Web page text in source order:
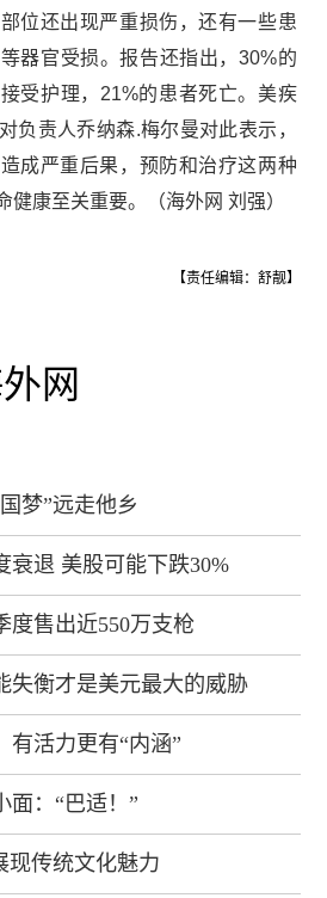
位还出现严重损伤，还有一些患
器官受损。报告还指出，30%的
受护理，21%的患者死亡。美疾
负责人乔纳森.梅尔曼对此表示，
成严重后果，预防和治疗这两种
健康至关重要。（海外网 刘强）
【责任编辑：舒靓】
网
梦”远走他乡
衰退 美股可能下跌30%
度售出近550万支枪
失衡才是美元最大的威胁
有活力更有“内涵”
面：“巴适！”
现传统文化魅力